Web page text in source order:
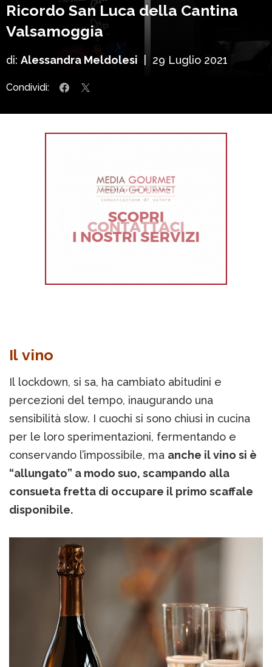
Ricordo San Luca della Cantina
Valsamoggia
di: Alessandra Meldolesi 29 Luglio 2021
Condividi:
Il vino
Il lockdown, si sa, ha cambiato abitudini e
percezioni del tempo, inaugurando una
sensibilità slow. I cuochi si sono chiusi in cucina
per le loro sperimentazioni, fermentando e
conservando l’impossibile, ma anche il vino si è
“allungato” a modo suo, scampando alla
consueta fretta di occupare il primo scaffale
disponibile.